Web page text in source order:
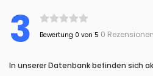
3 Bewertung 0 von 5 0 Rezensionen
In unserer Datenbank befinden sich